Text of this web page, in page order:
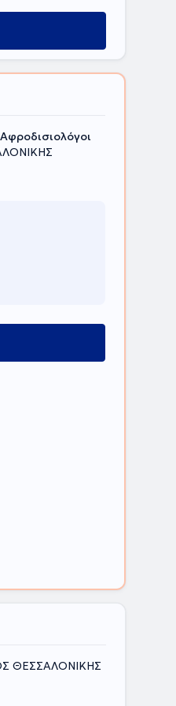
ΘΕΣΣΑΛΟΝΙΚΗΣ